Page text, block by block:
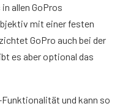
allen GoPros
mit einer festen
GoPro auch bei der
es aber optional das
und kann so